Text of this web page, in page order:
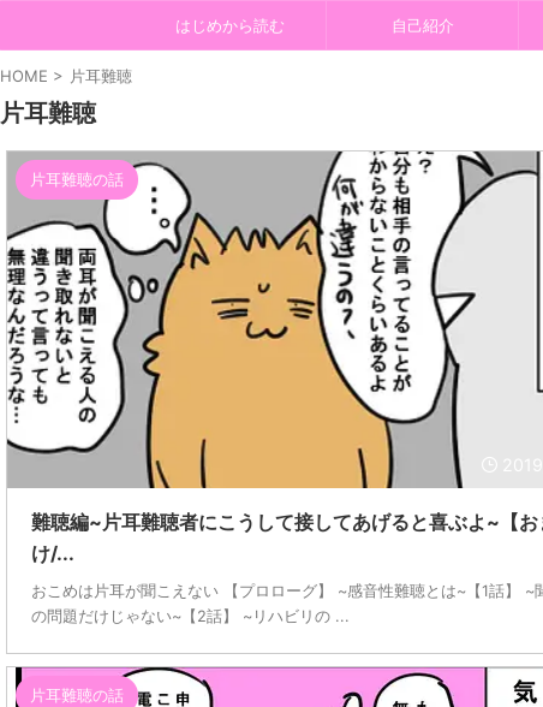
はじめから読む 自己紹介
HOME > 片耳難聴
片耳難聴
片耳難聴の話
難聴編~片耳難聴者にこうして接してあげると喜ぶよ~【お
け/...
おこめは片耳が聞こえない 【プロローグ】 ~感音性難聴とは~【1話】 ~
の問題だけじゃない~【2話】 ~リハビリの ...
片耳難聴の話